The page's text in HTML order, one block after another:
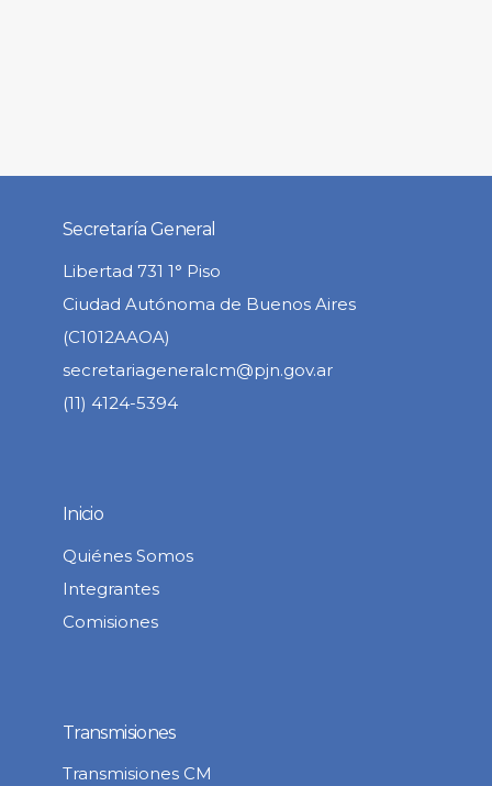
Secretaría General
Libertad 731 1° Piso
Ciudad Autónoma de Buenos Aires
(C1012AAOA)
secretariageneralcm@pjn.gov.ar
(11) 4124-5394
Inicio
Quiénes Somos
Integrantes
Comisiones
Transmisiones
Transmisiones CM